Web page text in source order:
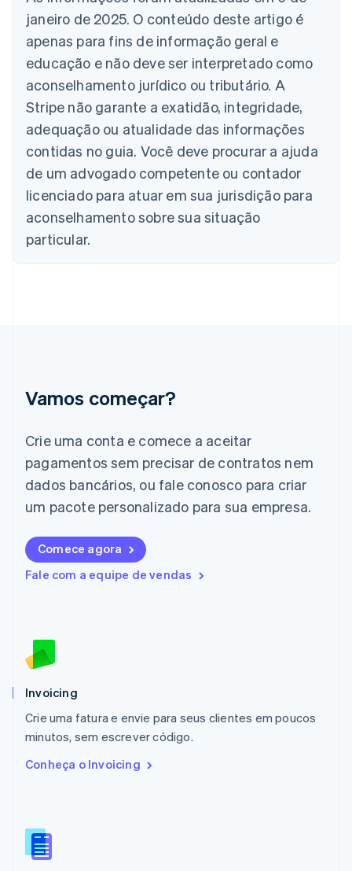
janeiro de 2025. O conteúdo deste artigo é
apenas para fins de informação geral e
educação e não deve ser interpretado como
aconselhamento jurídico ou tributário. A
Stripe não garante a exatidão, integridade,
adequação ou atualidade das informações
contidas no guia. Você deve procurar a ajuda
de um advogado competente ou contador
licenciado para atuar em sua jurisdição para
aconselhamento sobre sua situação
particular.
Vamos começar?
Crie uma conta e comece a aceitar
pagamentos sem precisar de contratos nem
dados bancários, ou fale conosco para criar
um pacote personalizado para sua empresa.
Comece agora
Fale com a equipe de vendas
Invoicing
Crie uma fatura e envie para seus clientes em poucos
minutos, sem escrever código.
Conheça o Invoicing
Eslováquia
Eslovênia
EnglishItaliano
Espanha
Estados Unidos
EnglishEspañol 简体中文
Estônia
Finlândia
EnglishSvenska
França
Français English
Gibraltar
Itália
Japão
Letônia
English
Liechtenstein
Deutsch English
English
Luxemburgo
FrançaisDeutschEnglish
English
México
Noruega
English
Nova Zelândia
English
NederlandsEnglish
Português
RAE de Hong Kong, China